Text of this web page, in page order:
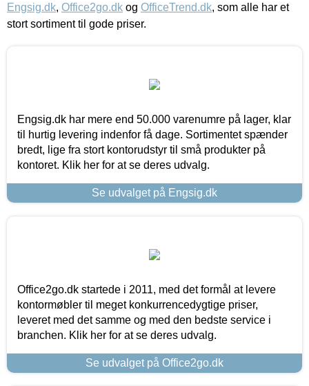
Engsig.dk, Office2go.dk og OfficeTrend.dk, som alle har et
stort sortiment til gode priser.
Engsig.dk har mere end 50.000 varenumre på lager, klar
til hurtig levering indenfor få dage. Sortimentet spænder
bredt, lige fra stort kontorudstyr til små produkter på
kontoret. Klik her for at se deres udvalg.
Se udvalget på Engsig.dk
Office2go.dk startede i 2011, med det formål at levere
kontormøbler til meget konkurrencedygtige priser,
leveret med det samme og med den bedste service i
branchen. Klik her for at se deres udvalg.
Se udvalget på Office2go.dk